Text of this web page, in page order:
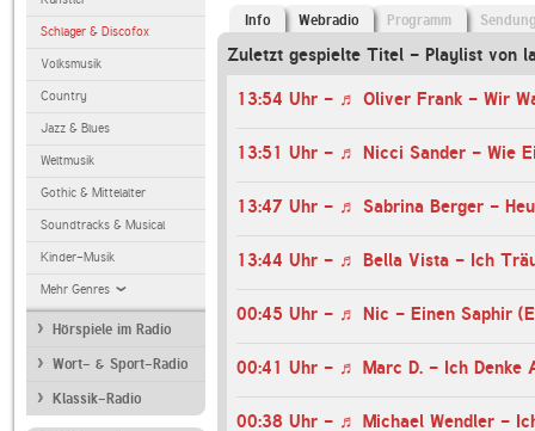
Schlager & Discofox
Volksmusik
Country
Jazz & Blues
Weltmusik
Gothic & Mittelalter
Soundtracks & Musical
Kinder-Musik
Mehr Genres
Hörspiele im Radio
Wort- & Sport-Radio
Klassik-Radio
Info Webradio Programm
Zuletzt gespielte Titel - Playlist von
13:54 Uhr - ♬ Oliver Frank - Wir
13:51 Uhr - ♬ Nicci Sander - Wie
13:47 Uhr - ♬ Sabrina Berger -
13:44 Uhr - ♬ Bella Vista - Ich
00:45 Uhr - ♬ Nic - Einen Saphir
00:41 Uhr - ♬ Marc D. - Ich Denke